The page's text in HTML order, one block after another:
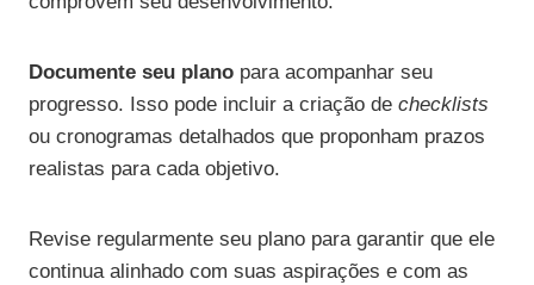
Documente seu plano para acompanhar seu
progresso. Isso pode incluir a criação de checklists
ou cronogramas detalhados que proponham prazos
realistas para cada objetivo.
Revise regularmente seu plano para garantir que ele
continua alinhado com suas aspirações e com as